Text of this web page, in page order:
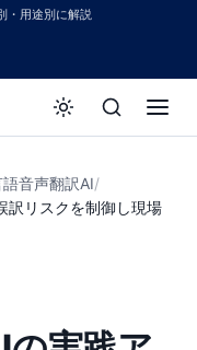
・用途別に解説
語音声翻訳AI/
訳リスクを制御し現場